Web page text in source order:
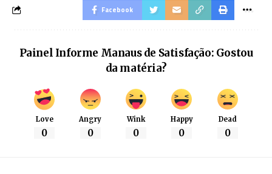
Facebook
Painel Informe Manaus de Satisfação: Gostou
da matéria?
Love
0
Angry
0
Wink
0
Happy
0
Dead
0